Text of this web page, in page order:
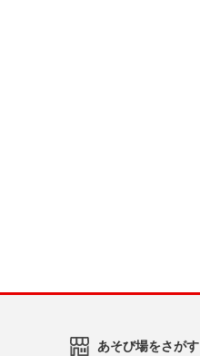
あそび場をさがす